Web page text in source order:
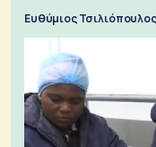
Ευθύμιος Τσιλιόπουλος